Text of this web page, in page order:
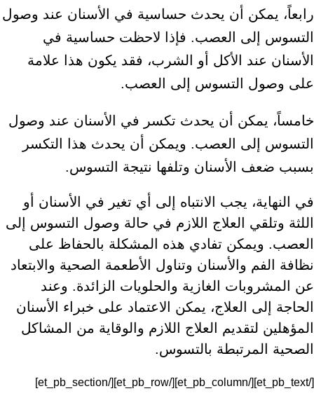
رابعاً، يمكن أن يحدث حساسية في الأسنان عند وصول
التسوس إلى العصب. فإذا لاحظت حساسية في
الأسنان عند الأكل أو الشرب، فقد يكون هذا علامة
على وصول التسوس إلى العصب.
خامساً، يمكن أن يحدث تكسر في الأسنان عند وصول
التسوس إلى العصب. ويمكن أن يحدث هذا التكسر
بسبب ضعف الأسنان وتلفها نتيجة التسوس.
في النهاية، يجب الانتباه إلى أي تغير في الأسنان أو
اللثة وتلقي العلاج اللازم في حالة وصول التسوس إلى
العصب. ويمكن تفادي هذه المشكلة بالحفاظ على
نظافة الفم والأسنان وتناول الأطعمة الصحية والابتعاد
عن المشروبات الغازية والحلويات الزائدة. وعند
الحاجة إلى العلاج، يمكن الاعتماد على خبراء الأسنان
المؤهلين لتقديم العلاج اللازم والوقاية من المشاكل
الصحية المرتبطة بالتسوس.
[/et_pb_text][/et_pb_column][/et_pb_row][/et_pb_section]